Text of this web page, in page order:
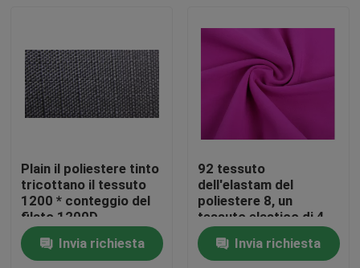
Casa
Plain il poliestere tinto
tricottano il tessuto
1200 * conteggio del
filato 1200D
amichevole eco- di
310 GSMInvia richiesta
92 tessuto
dell'elastam del
poliestere 8, un
tessuto elastico di 4
modi dalla pelle
dell'iarda - amichevole
Invia richiesta